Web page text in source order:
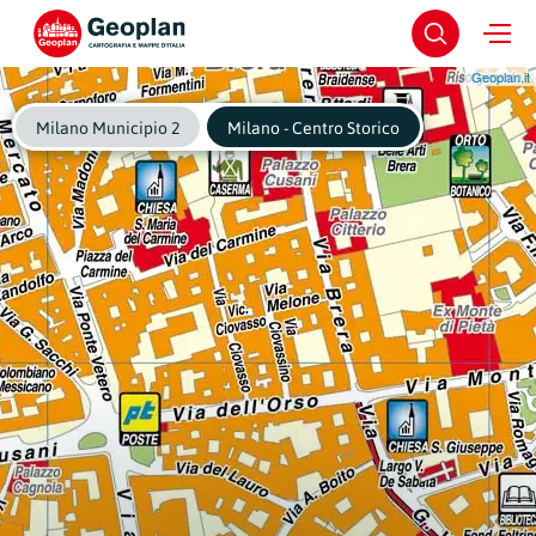
Geoplan.it
Milano Municipio 2 Milano - Centro Storico